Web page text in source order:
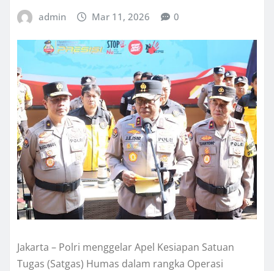
admin Mar 11, 2026 0
Jakarta – Polri menggelar Apel Kesiapan Satuan
Tugas (Satgas) Humas dalam rangka Operasi